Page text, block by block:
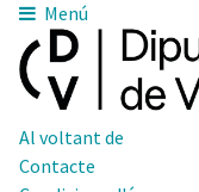
Menú
Al voltant de
Contacte